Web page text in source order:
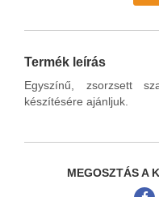
Termék leírás
Egyszínű, zsorzsett
készítésére ajánljuk.
MEGOSZTÁS A